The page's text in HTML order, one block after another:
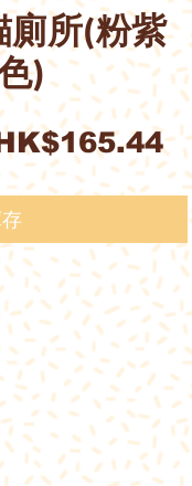
所(粉紫
)
促
銷
價
格